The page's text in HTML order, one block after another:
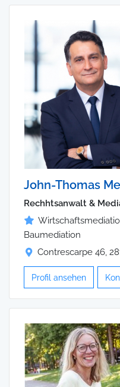
vermitteln keine
zur Verfügung, um Ihnen
John-Thomas
Rechhtsanwalt &
Baumediation
Contrescarpe 46,
Profil ansehen